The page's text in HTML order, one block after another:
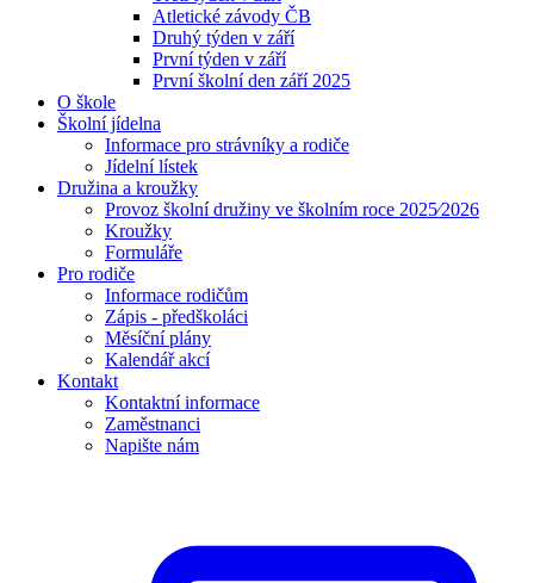
Atletické závody ČB
Druhý týden v září
První týden v září
První školní den září 2025
O škole
Školní jídelna
Informace pro strávníky a rodiče
Jídelní lístek
Družina a kroužky
Provoz školní družiny ve školním roce 2025⁄2026
Kroužky
Formuláře
Pro rodiče
Informace rodičům
Zápis - předškoláci
Měsíční plány
Kalendář akcí
Kontakt
Kontaktní informace
Zaměstnanci
Napište nám